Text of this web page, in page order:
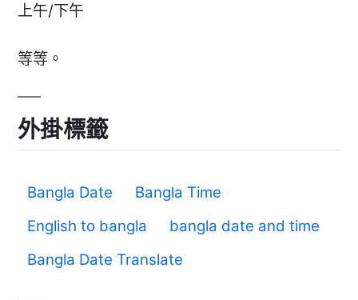
上午/下午
等等。
外掛標籤
Bangla Date
Bangla Time
English to bangla
bangla date and time
Bangla Date Translate